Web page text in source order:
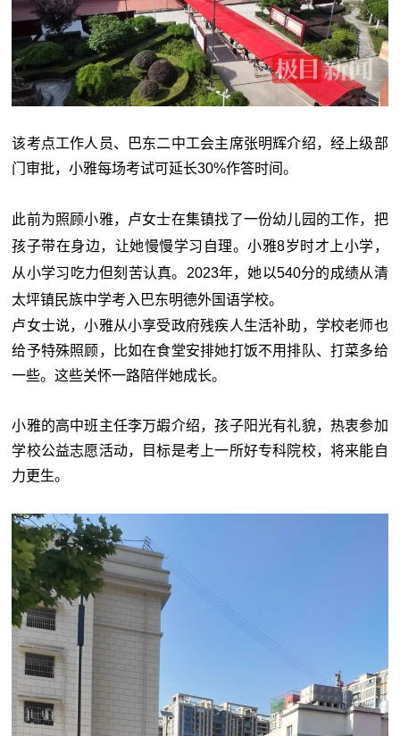
该考点工作人员、巴东二中工会主席张明辉介绍，经上级部
门审批，小雅每场考试可延长30%作答时间。
此前为照顾小雅，卢女士在集镇找了一份幼儿园的工作，把
孩子带在身边，让她慢慢学习自理。小雅8岁时才上小学，
从小学习吃力但刻苦认真。2023年，她以540分的成绩从清
太坪镇民族中学考入巴东明德外国语学校。
卢女士说，小雅从小享受政府残疾人生活补助，学校老师也
给予特殊照顾，比如在食堂安排她打饭不用排队、打菜多给
一些。这些关怀一路陪伴她成长。
小雅的高中班主任李万嘏介绍，孩子阳光有礼貌，热衷参加
学校公益志愿活动，目标是考上一所好专科院校，将来能自
力更生。